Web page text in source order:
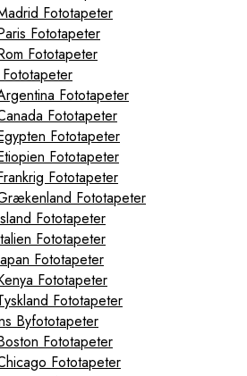
Fototapeter
Fototapeter
Fototapeter
Fototapeter
Fototapeter
Fototapeter
Fototapeter
Fototapeter
Fototapeter
Fototapeter
Fototapeter
Fototapeter
Fototapeter
Fototapeter
Byfototapeter
Fototapeter
Fototapeter